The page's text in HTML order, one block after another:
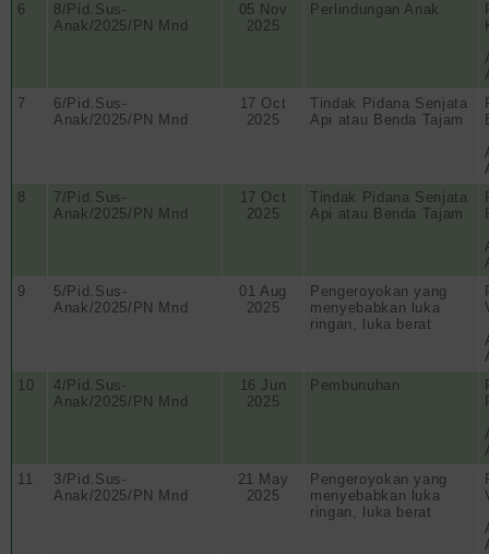
6
8/Pid.Sus-
Anak/2025/PN Mnd
05 Nov
2025
Perlindungan Anak
7
6/Pid.Sus-
Anak/2025/PN Mnd
17 Oct
2025
Tindak Pidana Senjata
Api atau Benda Tajam
8
7/Pid.Sus-
Anak/2025/PN Mnd
17 Oct
2025
Tindak Pidana Senjata
Api atau Benda Tajam
9
5/Pid.Sus-
Anak/2025/PN Mnd
01 Aug
2025
Pengeroyokan yang
menyebabkan luka
ringan, luka berat
10
4/Pid.Sus-
Anak/2025/PN Mnd
16 Jun
2025
Pembunuhan
11
3/Pid.Sus-
Anak/2025/PN Mnd
21 May
2025
Pengeroyokan yang
menyebabkan luka
ringan, luka berat